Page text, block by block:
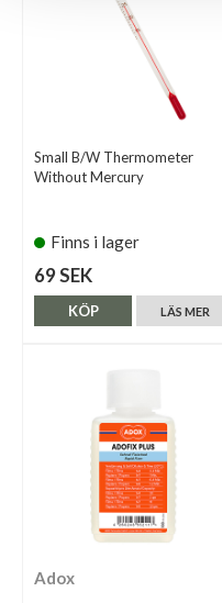
Small B/W Thermometer
Without Mercury
Finns i lager
69 SEK
LÄS MER
KÖP
Adox